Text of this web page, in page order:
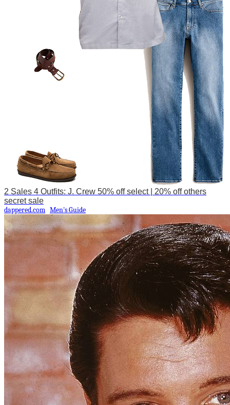
2 Sales 4 Outfits: J. Crew 50% off select | 20% off others
secret sale
dappered.com Men's Guide